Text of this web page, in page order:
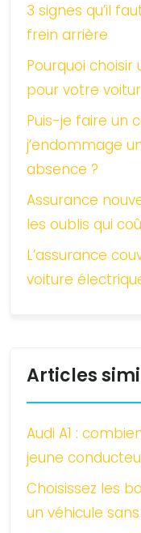
3 signes qu’il
frein arrière
Pourquoi
pour votre
Puis-je faire un
j’endommage
absence ?
Assurance
les oublis qui
L’assurance
voiture
Articles
Audi A1 :
jeune
Choisissez les
un véhicule